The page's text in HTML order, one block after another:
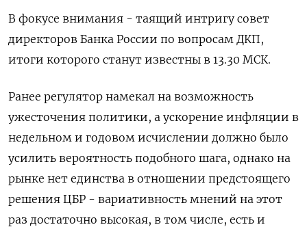
В фокусе внимания - таящий интригу совет
директоров Банка России по вопросам ДКП,
итоги которого станут известны в 13.30 МСК.
Ранее регулятор намекал на возможность
ужесточения политики, а ускорение инфляции в
недельном и годовом исчислении должно было
усилить вероятность подобного шага, однако на
рынке нет единства в отношении предстоящего
решения ЦБР - вариативность мнений на этот
раз достаточно высокая, в том числе, есть и